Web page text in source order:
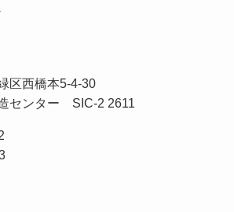
区西橋本5-4-30
センター SIC-2 2611